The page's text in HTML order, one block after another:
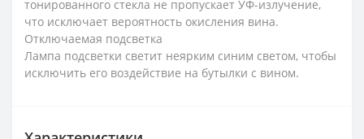
тонированного стекла не пропускает УФ-излучение,
что исключает вероятность окисления вина.
Отключаемая подсветка
Лампа подсветки светит неярким синим светом, чтобы
исключить его воздействие на бутылки с вином.